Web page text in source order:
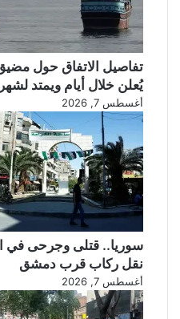
تفاصيل الاتفاق حول
يُعلن خلال أيام ويمتد
أغسطس 7, 2026
سوريا.. قتلى وجرحى في
نقل ركاب قرب دمشق
أغسطس 7, 2026